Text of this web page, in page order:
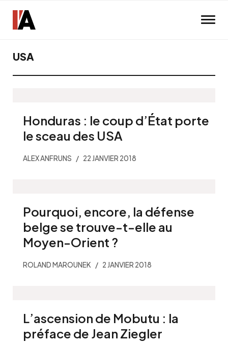
USA
Honduras : le coup d’État porte
le sceau des USA
ALEX ANFRUNS 22 JANVIER 2018
Pourquoi, encore, la défense
belge se trouve-t-elle au
Moyen-Orient ?
ROLAND MAROUNEK 2 JANVIER 2018
L’ascension de Mobutu : la
préface de Jean Ziegler